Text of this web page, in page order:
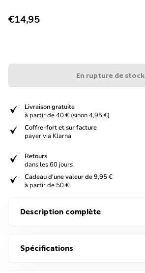
Prix normal
€14,95
En rupture de stock
verified
Livraison gratuite
à partir de 40 € (sinon 4,95 €)
verified
Coffre-fort et sur facture
payer via Klarna
verified
Retours
dans les 60 jours
verified
Cadeau d'une valeur de 9,95 €
à partir de 50 €
Description complète
Spécifications